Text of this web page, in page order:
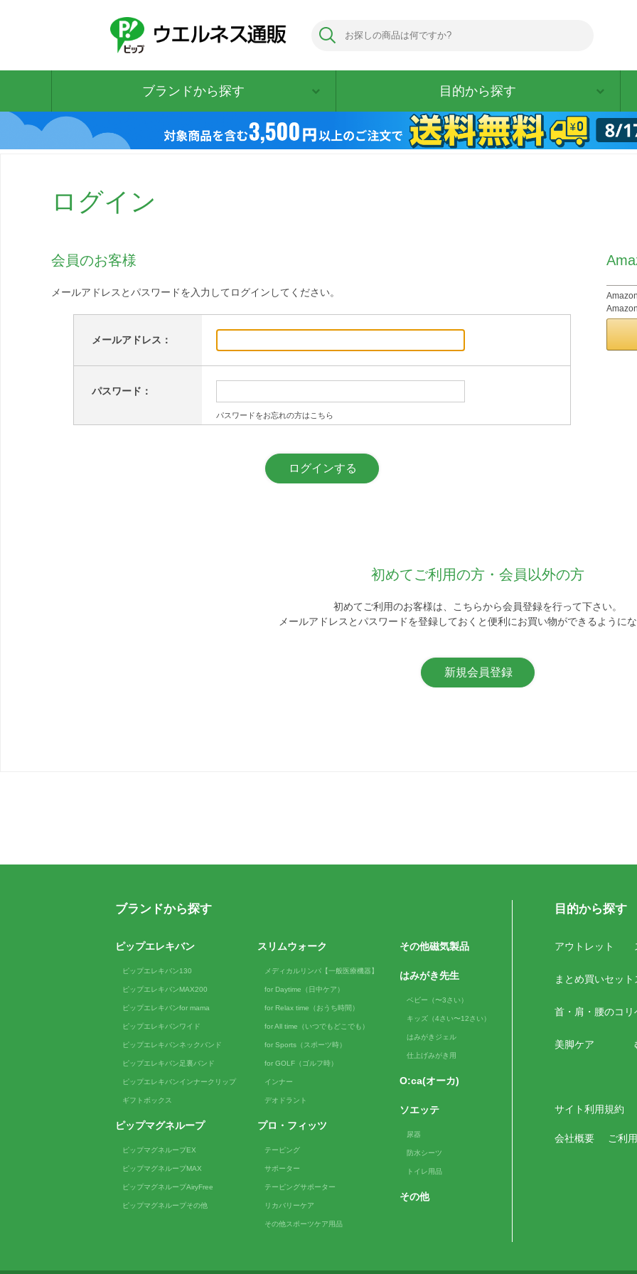
ブランドから探す 目的から探す
ログイン
会員のお客様
メールアドレスとパスワードを入力してログインしてください。
メールアドレス：
パスワード：
パスワードをお忘れの方はこちら
初めてご利用の方・会員以外の方
初めてご利用のお客様は、こちらから会員登録を行って下さい。
メールアドレスとパスワードを登録しておくと便利にお買い物ができるように
ブランドから探す
ピップエレキバン
ピップエレキバン130
ピップエレキバンMAX200
ピップエレキバンfor mama
ピップエレキバンワイド
ピップエレキバンネックバンド
ピップエレキバン足裏バンド
ピップエレキバンインナークリップ
ギフトボックス
ピップマグネループ
ピップマグネループEX
ピップマグネループMAX
ピップマグネループAiryFree
ピップマグネループその他
スリムウォーク
メディカルリンパ【一般医療機器】
for Daytime（日中ケア）
for Relax time（おうち時間）
for All time（いつでもどこでも）
for Sports（スポーツ時）
for GOLF（ゴルフ時）
インナー
デオドラント
プロ・フィッツ
テーピング
サポーター
テーピングサポーター
リカバリーケア
その他スポーツケア用品
その他磁気製品
はみがき先生
ベビー（〜3さい）
キッズ（4さい〜12さい）
はみがきジェル
仕上げみがき用
O:ca(オーカ)
ソエッテ
尿器
防水シーツ
トイレ用品
その他
目的から探す
アウトレット
まとめ買いセット
首・肩・腰のコリ
美脚ケア
サイト利用規約
会社概要 ご利